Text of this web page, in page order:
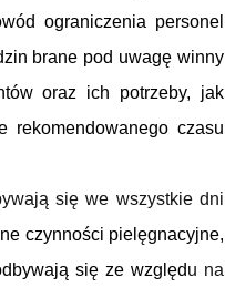
ograniczenia personel
brane pod uwagę winny
oraz ich potrzeby, jak
rekomendowanego czasu
się we wszystkie dni
czynności pielęgnacyjne,
się ze względu na